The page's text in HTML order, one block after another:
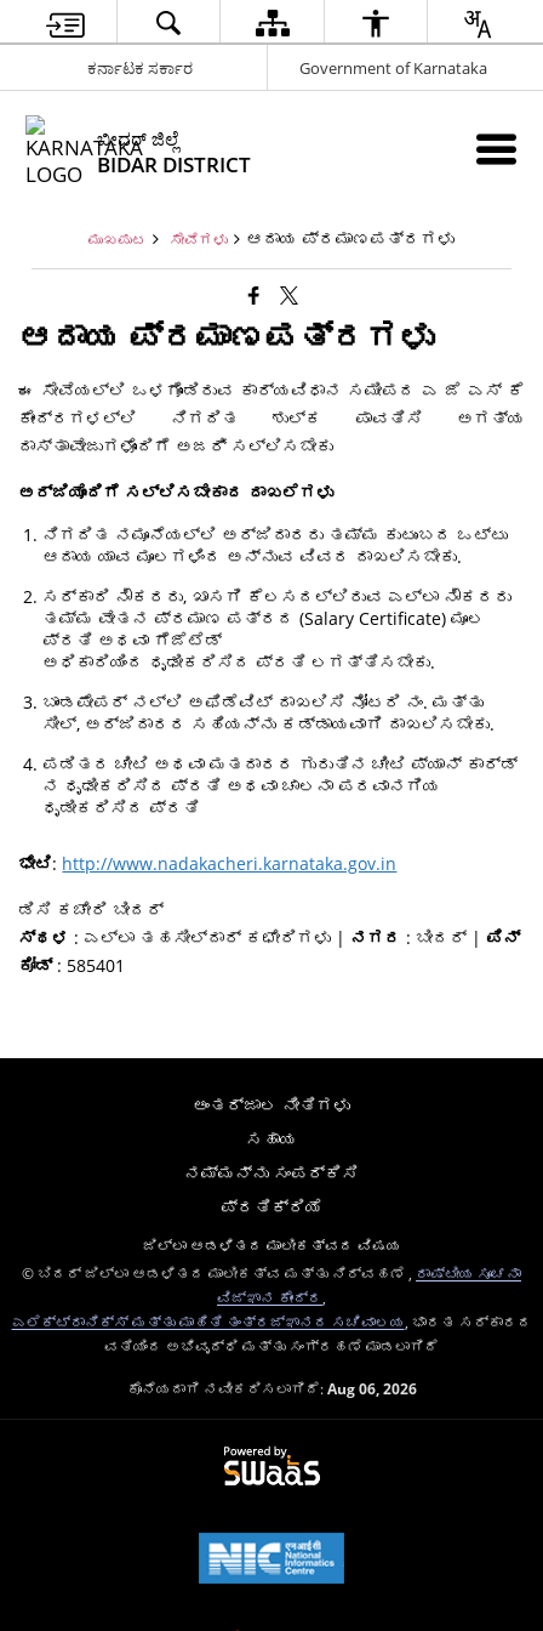
ಕರ್ನಾಟಕ ಸರ್ಕಾರ Government of Karnataka
ಬೀದರ್ ಜಿಲ್ಲೆ
BIDAR DISTRICT
ಮುಖಪುಟ ಸೇವೆಗಳು ಆದಾಯ ಪ್ರಮಾಣಪತ್ರಗಳು
ಆದಾಯ ಪ್ರಮಾಣಪತ್ರಗಳು
ಈ ಸೇವೆಯಲ್ಲಿ ಒಳಗೊಂಡಿರುವ ಕಾರ್ಯವಿಧಾನ ಸಮೀಪದ ಎ ಜೆ ಎಸ್ ಕೆ
ಕೇಂದ್ರಗಳಲ್ಲಿ ನಿಗದಿತ ಶುಲ್ಕ ಪಾವತಿಸಿ ಅಗತ್ಯ
ದಾಸ್ತಾವೇಜುಗಳೊಂದಿಗೆ ಅಜರ್ಿ ಸಲ್ಲಿಸಬೇಕು
ಅರ್ಜಿಯೊಂದಿಗೆ ಸಲ್ಲಿಸಬೇಕಾದ ದಾಖಲೆಗಳು
ನಿಗದಿತ ನಮೂನೆಯಲ್ಲಿ ಅರ್ಜಿದಾರರು ತಮ್ಮ ಕುಟುಂಬದ ಒಟ್ಟು
ಆದಾಯ ಯಾವ ಮೂಲಗಳಿಂದ ಅನ್ನುವ ವಿವರ ದಾಖಲಿಸಬೇಕು.
ಸರ್ಕಾರಿ ನೌಕರರು, ಖಾಸಗಿ ಕೆಲಸದಲ್ಲಿರುವ ಎಲ್ಲಾ ನೌಕರರು
ತಮ್ಮ ವೇತನ ಪ್ರಮಾಣ ಪತ್ರದ (Salary Certificate) ಮೂಲ
ಪ್ರತಿ ಅಥವಾ ಗೆಜೆಟೆಡ್
ಅಧಿಕಾರಿಯಿಂದ ಧೃಢೀಕರಿಸಿದ ಪ್ರತಿ ಲಗತ್ತಿಸಬೇಕು.
ಬಾಂಡಪೇಪರ್ ನಲ್ಲಿ ಅಫಿಡೆವಿಟ್ ದಾಖಲಿಸಿ ನೋಟರಿ ನಂ. ಮತ್ತು
ಸೀಲ್, ಅರ್ಜಿದಾರರ ಸಹಿಯನ್ನು ಕಡ್ಡಾಯವಾಗಿ ದಾಖಲಿಸಬೇಕು.
ಪಡಿತರ ಚೀಟಿ ಅಥವಾ ಮತದಾರರ ಗುರುತಿನ ಚೀಟಿ ಪ್ಯಾನ್ ಕಾರ್ಡ್
ನ ಧೃಢೀಕರಿಸಿದ ಪ್ರತಿ ಅಥವಾ ಚಾಲನಾ ಪರವಾನಗಿಯ
ಧೃಡೀಕರಿಸಿದ ಪ್ರತಿ
ಭೇಟಿ: http://www.nadakacheri.karnataka.gov.in
ಡಿಸಿ ಕಚೇರಿ ಬೀದರ್
ಸ್ಥಳ : ಎಲ್ಲಾ ತಹಸೀಲ್ದಾರ್ ಕಛೇರಿಗಳು | ನಗರ : ಬೀದರ್ |ಪಿನ್
ಕೋಡ್: 585401
ಅಂತರ್ಜಾಲ ನೀತಿಗಳು
ಸಹಾಯ
ನಮ್ಮನ್ನು ಸಂಪರ್ಕಿಸಿ
ಪ್ರತಿಕ್ರಿಯೆ
ಜಿಲ್ಲಾ ಆಡಳಿತದ ಮಾಲೀಕತ್ವದ ವಿಷಯ
© ಬಿದರ್ ಜಿಲ್ಲಾ ಆಡಳಿತದ ಮಾಲೀಕತ್ವ ಮತ್ತು ನಿರ್ವಹಣೆ ,
ರಾಷ್ಟೀಯ ಸೂಚನಾ
ವಿಜ್ಞಾನ ಕೇಂದ್ರ
ಎಲೆಕ್ಟ್ರಾನಿಕ್ಸ್ ಮತ್ತು ಮಾಹಿತಿ ತಂತ್ರಜ್ಞಾನದ ಸಚಿವಾಲಯ , ಭಾರತ ಸರ್ಕಾರದ
ವತಿಯಿಂದ ಅಭಿವೃದ್ಧಿ ಮತ್ತು ಸಂಗ್ರಹಣೆ ಮಾಡಲಾಗಿದೆ
ಕೊನೆಯದಾಗಿ ನವೀಕರಿಸಲಾಗಿದೆ:Aug 06, 2026